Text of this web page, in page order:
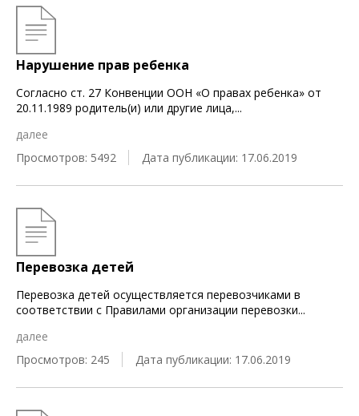
Нарушение прав ребенка
Согласно ст. 27 Конвенции ООН «О правах ребенка» от
20.11.1989 родитель(и) или другие лица,...
далее
Просмотров: 5492
Дата публикации: 17.06.2019
Перевозка детей
Перевозка детей осуществляется перевозчиками в
соответствии с Правилами организации перевозки...
далее
Просмотров: 245
Дата публикации: 17.06.2019